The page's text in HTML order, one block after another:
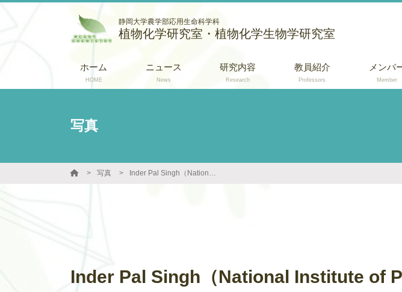
静岡大学農学部応用生命科学科
植物化学研究室・植物化学生物学研究室
ホーム
HOME
ニュース
News
研究内容
Research
教員紹介
Professors
メンバ
Member
写真
写真 Inder Pal Singh（National Institute of Pharmaceutical Education and Research) 教授が訪問してくれました。
Inder Pal Singh（National Institute of